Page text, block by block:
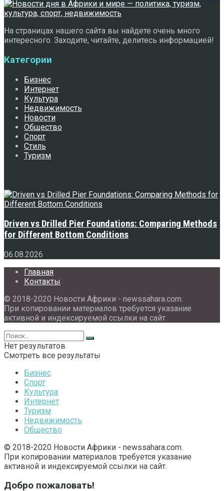
На страницах нашего сайта вы найдете очень много
интересного. Заходите, читайте, делитесь информацией!
Категории
Бизнес
Интернет
Культура
Недвижимость
Новости
Общество
Спорт
Стиль
Туризм
Driven vs Drilled Pier Foundations: Comparing Methods
for Different Bottom Conditions
06.08.2026
Главная
Контакты
© 2018-2020 Новости Африки - newssahara.com.
При копировании материалов требуется указание
активной и индексируемой ссылки на сайт.
Нет результатов
Смотреть все результаты
Бизнес
Спорт
Культура
Интернет
Туризм
Недвижимость
Общество
© 2018-2020 Новости Африки - newssahara.com.
При копировании материалов требуется указание
активной и индексируемой ссылки на сайт.
Добро пожаловать!